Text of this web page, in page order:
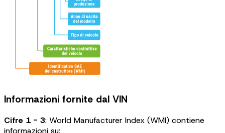
Informazioni fornite dal VIN
Cifre 1 - 3: World Manufacturer Index (WMI) contiene
informazioni su: